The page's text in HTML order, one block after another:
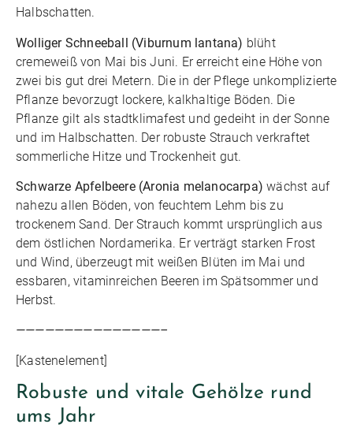
Halbschatten.
Wolliger Schneeball (Viburnum lantana) blüht
cremeweiß von Mai bis Juni. Er erreicht eine Höhe von
zwei bis gut drei Metern. Die in der Pflege unkomplizierte
Pflanze bevorzugt lockere, kalkhaltige Böden. Die
Pflanze gilt als stadtklimafest und gedeiht in der Sonne
und im Halbschatten. Der robuste Strauch verkraftet
sommerliche Hitze und Trockenheit gut.
Schwarze Apfelbeere (Aronia melanocarpa) wächst auf
nahezu allen Böden, von feuchtem Lehm bis zu
trockenem Sand. Der Strauch kommt ursprünglich aus
dem östlichen Nordamerika. Er verträgt starken Frost
und Wind, überzeugt mit weißen Blüten im Mai und
essbaren, vitaminreichen Beeren im Spätsommer und
Herbst.
———————————————–
[Kastenelement]
Robuste und vitale Gehölze rund
ums Jahr